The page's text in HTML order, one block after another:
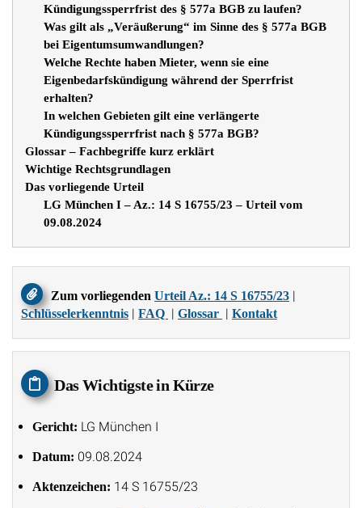
Kündigungssperrfrist des § 577a BGB zu laufen?
Was gilt als „Veräußerung“ im Sinne des § 577a BGB
bei Eigentumsumwandlungen?
Welche Rechte haben Mieter, wenn sie eine
Eigenbedarfskündigung während der Sperrfrist
erhalten?
In welchen Gebieten gilt eine verlängerte
Kündigungssperrfrist nach § 577a BGB?
Glossar – Fachbegriffe kurz erklärt
Wichtige Rechtsgrundlagen
Das vorliegende Urteil
LG München I – Az.: 14 S 16755/23 – Urteil vom
09.08.2024
Zum vorliegendenUrteil Az.: 14 S 16755/23 |
Schlüsselerkenntnis | FAQ | Glossar | Kontakt
Das Wichtigste in Kürze
Gericht: LG München I
Datum: 09.08.2024
Aktenzeichen: 14 S 16755/23